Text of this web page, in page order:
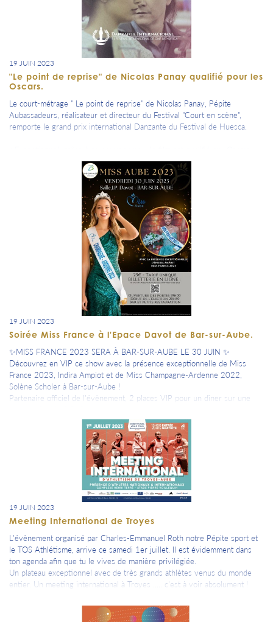
19 JUIN 2023
"Le point de reprise" de Nicolas Panay qualifié pour les
Oscars.
Le court-métrage " Le point de reprise" de Nicolas Panay, Pépite
Aubassadeurs, réalisateur et directeur du Festival "Court en scène",
remporte le grand prix international Danzante du Festival de Huesca.
19 JUIN 2023
Soirée Miss France à l'Epace Davot de Bar-sur-Aube.
✨MISS FRANCE 2023 SERA À BAR-SUR-AUBE LE 30 JUIN ✨
Découvrez en VIP ce show avec la présence exceptionnelle de Miss
France 2023, Indira Ampiot et de Miss Champagne-Ardenne 2022,
Solène Scholer à Bar-sur-Aube !
Partenaire officiel de l'évènement, 2 places VIP pour un dîner sur une
RDV 19H30 - Début du spectacle : 20h30 Inscriptions :
https://www.aubassadeurs.fr/programme-358/soiree-miss-france
19 JUIN 2023
Meeting International de Troyes
L'évènement organisé par Charles-Emmanuel Roth notre Pépite sport et
le TOS Athlétisme, arrive ce samedi 1er juillet. Il est évidemment dans
ton agenda afin que tu le vives de manière privilégiée.
Un plateau exceptionnel avec de très grands athlètes venus du monde
entier. Un meeting international à Troyes ..... c'est à voir absolument !